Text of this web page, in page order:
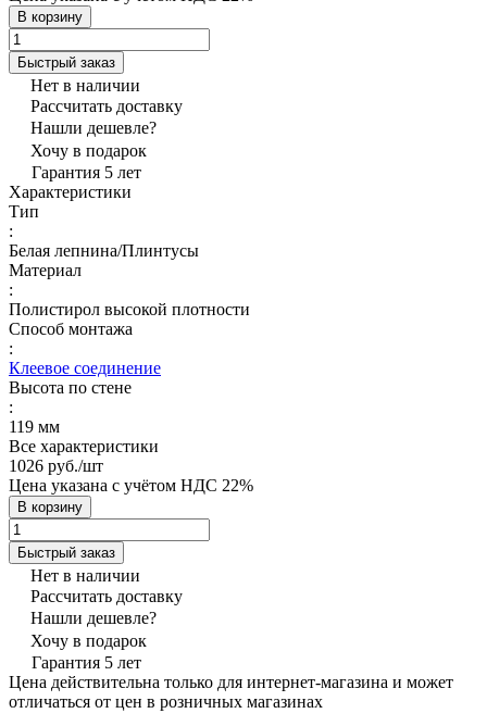
В корзину
Быстрый заказ
Нет в наличии
Рассчитать доставку
Нашли дешевле?
Хочу в подарок
Гарантия 5 лет
Характеристики
Тип
:
Белая лепнина/Плинтусы
Материал
:
Полистирол высокой плотности
Способ монтажа
:
Клеевое соединение
Высота по стене
:
119 мм
Все характеристики
1026 руб./шт
Цена указана с учётом НДС 22%
В корзину
Быстрый заказ
Нет в наличии
Рассчитать доставку
Нашли дешевле?
Хочу в подарок
Гарантия 5 лет
Цена действительна только для интернет-магазина и может
отличаться от цен в розничных магазинах